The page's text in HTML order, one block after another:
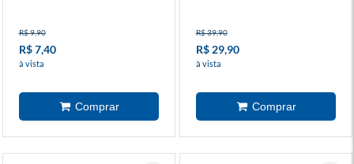
R$ 9,90
R$ 7,40
à vista
R$ 39,90
R$ 29,90
à vista